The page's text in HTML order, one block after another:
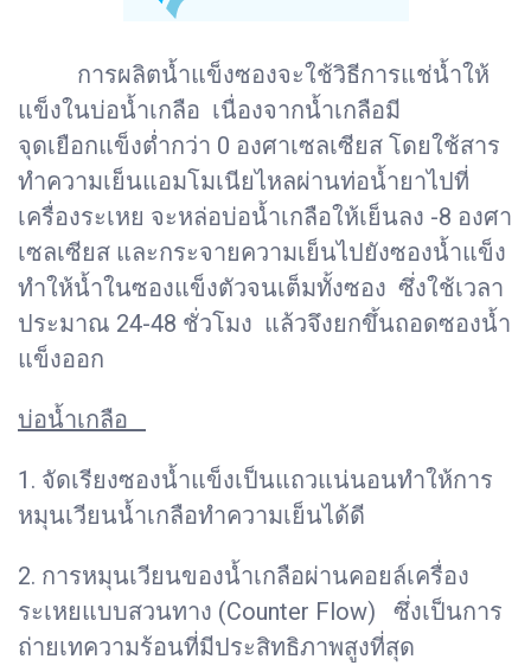
การผลิตน้ำแข็งซองจะใช้วิธีการแช่น้ำให้
แข็งในบ่อน้ำเกลือ เนื่องจากน้ำเกลือมี
จุดเยือกแข็งต่ำกว่า 0 องศาเซลเซียส โดยใช้สาร
ทำความเย็นแอมโมเนียไหลผ่านท่อน้ำยาไปที่
เครื่องระเหย จะหล่อบ่อน้ำเกลือให้เย็นลง -8 องศา
เซลเซียส และกระจายความเย็นไปยังซองน้ำแข็ง
ทำให้น้ำในซองแข็งตัวจนเต็มทั้งซอง ซึ่งใช้เวลา
ประมาณ 24-48 ชั่วโมง แล้วจึงยกขึ้นถอดซองน้ำ
แข็งออก
บ่อน้ำเกลือ
1. จัดเรียงซองน้ำแข็งเป็นแถวแน่นอนทำให้การ
หมุนเวียนน้ำเกลือทำความเย็นได้ดี
2. การหมุนเวียนของน้ำเกลือผ่านคอยล์เครื่อง
ระเหยแบบสวนทาง (Counter Flow) ซึ่งเป็นการ
ถ่ายเทความร้อนที่มีประสิทธิภาพสูงที่สุด